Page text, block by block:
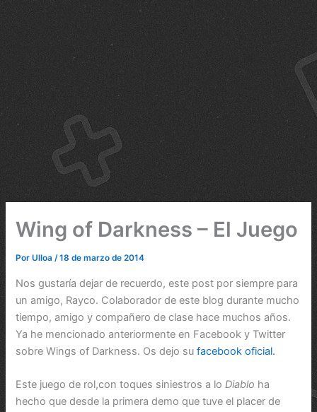
Wing of Darkness – El Juego
PorUlloa/18 de marzo de 2014
Nos gustaría dejar de recuerdo, este post por siempre para
un amigo, Rayco. Colaborador de este blog durante mucho
tiempo, amigo y compañero de clase hace muchos años.
Ya he mencionado anteriormente en Facebook y Twitter
sobre Wings of Darkness. Os dejo sufacebook oficial.
Este juego de rol,con toques siniestros a loDiablo ha
hecho que desde la primera demo que tuve el placer de